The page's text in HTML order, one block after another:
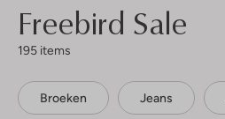
Freebird Sale
195 items
Broeken Jeans